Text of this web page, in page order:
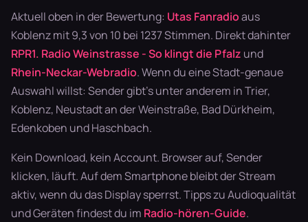
Aktuell oben in der Bewertung: Utas Fanradioaus
Koblenz mit 9,3 von 10 bei 1237 Stimmen. Direkt dahinter
RPR1. Radio Weinstrasse - So klingt die Pfalz und
Rhein-Neckar-Webradio. Wenn du eine Stadt-genaue
Auswahl willst: Sender gibt's unter anderem in Trier,
Koblenz, Neustadt an der Weinstraße, Bad Dürkheim,
Edenkoben und Haschbach.
Kein Download, kein Account. Browser auf, Sender
klicken, läuft. Auf dem Smartphone bleibt der Stream
aktiv, wenn du das Display sperrst. Tipps zu Audioqualität
und Geräten findest du im Radio-hören-Guide.